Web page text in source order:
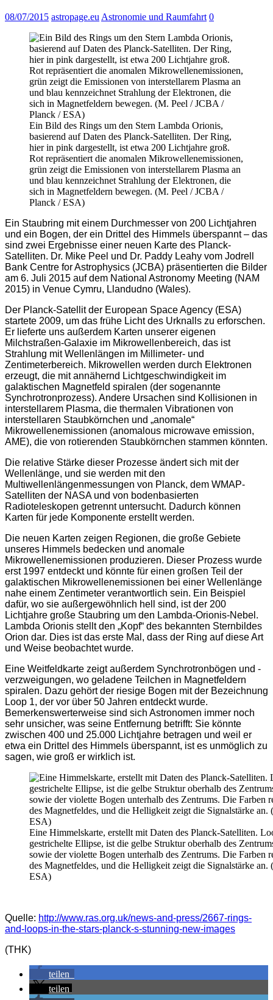
08/07/2015 astropage.eu Astronomie und Raumfahrt 0
Ein Bild des Rings um den Stern Lambda Orionis,
basierend auf Daten des Planck-Satelliten. Der Ring,
hier in pink dargestellt, ist etwa 200 Lichtjahre groß.
Rot repräsentiert die anomalen Mikrowellenemissionen,
grün zeigt die Emissionen von interstellarem Plasma an
und blau kennzeichnet Strahlung der Elektronen, die
sich in Magnetfeldern bewegen. (M. Peel / JCBA /
Planck / ESA)
Ein Staubring mit einem Durchmesser von 200 Lichtjahren
und ein Bogen, der ein Drittel des Himmels überspannt – das
sind zwei Ergebnisse einer neuen Karte des Planck-
Satelliten. Dr. Mike Peel und Dr. Paddy Leahy vom Jodrell
Bank Centre for Astrophysics (JCBA) präsentierten die Bilder
am 6. Juli 2015 auf dem National Astronomy Meeting (NAM
2015) in Venue Cymru, Llandudno (Wales).
Der Planck-Satellit der European Space Agency (ESA)
startete 2009, um das frühe Licht des Urknalls zu erforschen.
Er lieferte uns außerdem Karten unserer eigenen
Milchstraßen-Galaxie im Mikrowellenbereich, das ist
Strahlung mit Wellenlängen im Millimeter- und
Zentimeterbereich. Mikrowellen werden durch Elektronen
erzeugt, die mit annähernd Lichtgeschwindigkeit im
galaktischen Magnetfeld spiralen (der sogenannte
Synchrotronprozess). Andere Ursachen sind Kollisionen in
interstellarem Plasma, die thermalen Vibrationen von
interstellaren Staubkörnchen und „anomale“
Mikrowellenemissionen (anomalous microwave emission,
AME), die von rotierenden Staubkörnchen stammen könnten.
Die relative Stärke dieser Prozesse ändert sich mit der
Wellenlänge, und sie werden mit den
Multiwellenlängenmessungen von Planck, dem WMAP-
Satelliten der NASA und von bodenbasierten
Radioteleskopen getrennt untersucht. Dadurch können
Karten für jede Komponente erstellt werden.
Die neuen Karten zeigen Regionen, die große Gebiete
unseres Himmels bedecken und anomale
Mikrowellenemissionen produzieren. Dieser Prozess wurde
erst 1997 entdeckt und könnte für einen großen Teil der
galaktischen Mikrowellenemissionen bei einer Wellenlänge
nahe einem Zentimeter verantwortlich sein. Ein Beispiel
dafür, wo sie außergewöhnlich hell sind, ist der 200
Lichtjahre große Staubring um den Lambda-Orionis-Nebel.
Lambda Orionis stellt den „Kopf“ des bekannten Sternbildes
Orion dar. Dies ist das erste Mal, dass der Ring auf diese Art
und Weise beobachtet wurde.
Eine Weitfeldkarte zeigt außerdem Synchrotronbögen und -
verzweigungen, wo geladene Teilchen in Magnetfeldern
spiralen. Dazu gehört der riesige Bogen mit der Bezeichnung
Loop 1, der vor über 50 Jahren entdeckt wurde.
Bemerkenswerterweise sind sich Astronomen immer noch
sehr unsicher, was seine Entfernung betrifft: Sie könnte
zwischen 400 und 25.000 Lichtjahre betragen und weil er
etwa ein Drittel des Himmels überspannt, ist es unmöglich zu
sagen, wie groß er wirklich ist.
Eine Himmelskarte, erstellt mit Daten des Planck-Satelliten.
gestrichelte Ellipse, ist die gelbe Struktur oberhalb des
sowie der violette Bogen unterhalb des Zentrums. Die Farben
des Magnetfeldes, und die Helligkeit zeigt die Signalstärke
ESA)
Quelle: http://www.ras.org.uk/news-and-press/2667-rings-
and-loops-in-the-stars-planck-s-stunning-new-images
(THK)
teilen
teilen